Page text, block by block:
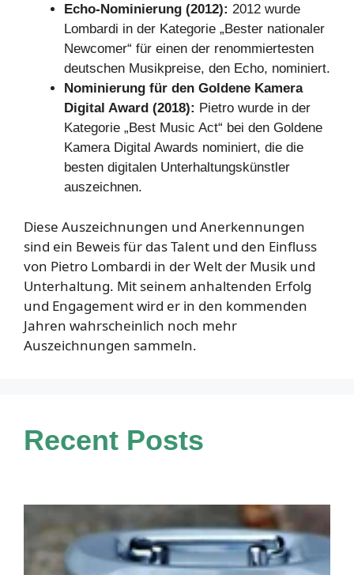
Echo-Nominierung (2012): 2012 wurde
Lombardi in der Kategorie „Bester nationaler
Newcomer“ für einen der renommiertesten
deutschen Musikpreise, den Echo, nominiert.
Nominierung für den Goldene Kamera
Digital Award (2018): Pietro wurde in der
Kategorie „Best Music Act“ bei den Goldene
Kamera Digital Awards nominiert, die die
besten digitalen Unterhaltungskünstler
auszeichnen.
Diese Auszeichnungen und Anerkennungen
sind ein Beweis für das Talent und den Einfluss
von Pietro Lombardi in der Welt der Musik und
Unterhaltung. Mit seinem anhaltenden Erfolg
und Engagement wird er in den kommenden
Jahren wahrscheinlich noch mehr
Auszeichnungen sammeln.
Recent Posts